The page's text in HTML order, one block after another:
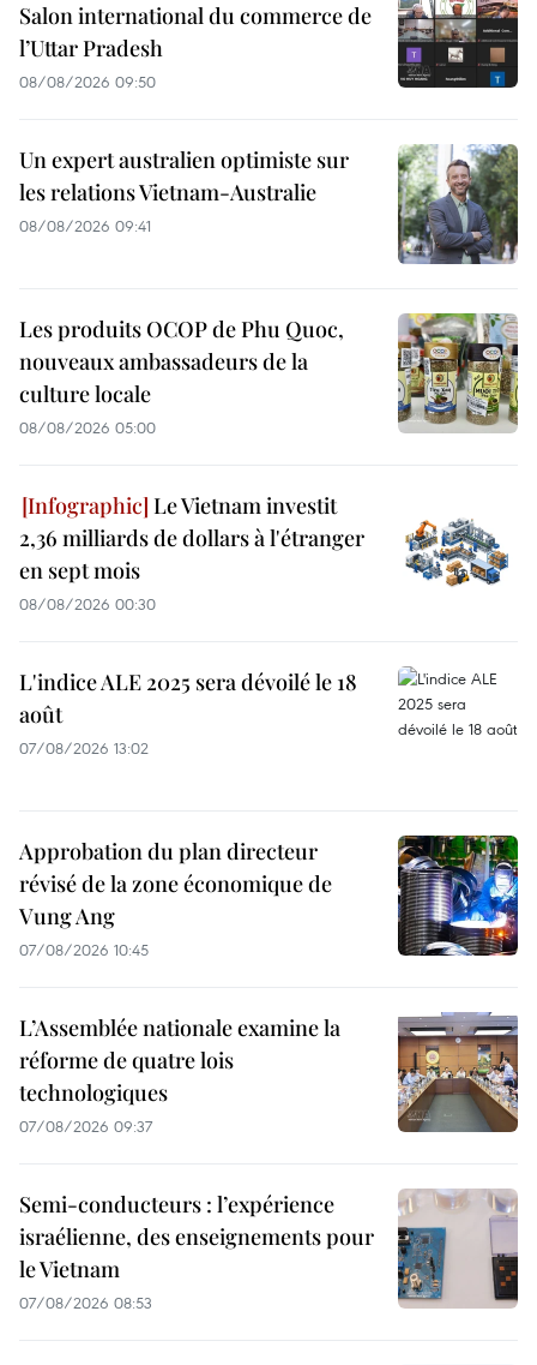
Salon international du commerce de
l’Uttar Pradesh
08/08/2026 09:50
Un expert australien optimiste sur
les relations Vietnam-Australie
08/08/2026 09:41
Les produits OCOP de Phu Quoc,
nouveaux ambassadeurs de la
culture locale
08/08/2026 05:00
Le Vietnam investit
2,36 milliards de dollars à l'étranger
en sept mois
08/08/2026 00:30
L'indice ALE 2025 sera dévoilé le 18
août
07/08/2026 13:02
Approbation du plan directeur
révisé de la zone économique de
Vung Ang
07/08/2026 10:45
L’Assemblée nationale examine la
réforme de quatre lois
technologiques
07/08/2026 09:37
Semi-conducteurs : l’expérience
israélienne, des enseignements pour
le Vietnam
07/08/2026 08:53